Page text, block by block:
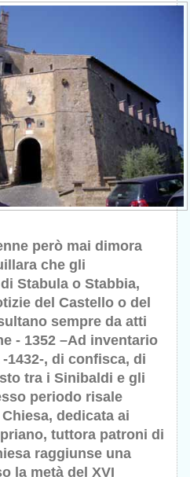
però mai dimora
che gli
Stabula o Stabbia,
del Castello o del
sempre da atti
- 1352 –Ad inventario
1432-, di confisca, di
tra i Sinibaldi e gli
periodo risale
dedicata ai
tuttora patroni di
raggiunse una
la metà del XVI